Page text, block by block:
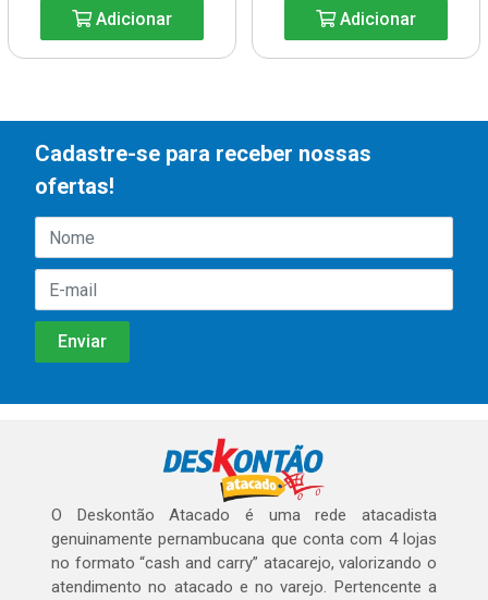
Adicionar Adicionar
Cadastre-se para receber nossas
ofertas!
O Deskontão Atacado é uma rede atacadista
genuinamente pernambucana que conta com 4 lojas
no formato “cash and carry” atacarejo, valorizando o
atendimento no atacado e no varejo. Pertencente a